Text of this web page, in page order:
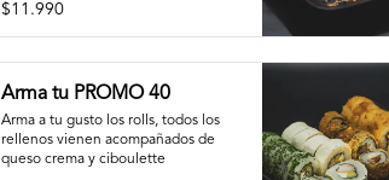
$11.990
Arma tu PROMO 40
Arma a tu gusto los rolls, todos los
rellenos vienen acompañados de
queso crema y ciboulette